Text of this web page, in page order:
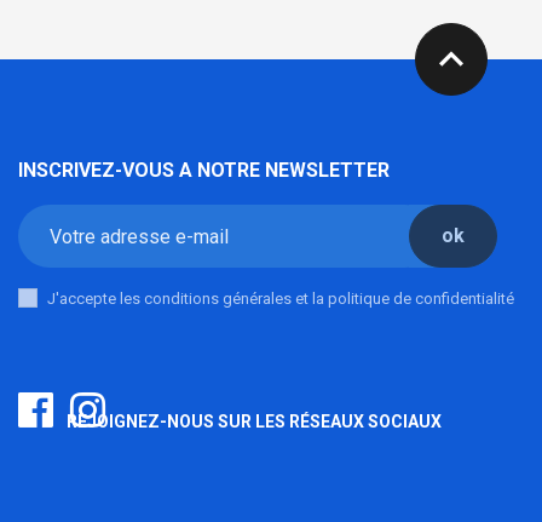
expand_less
INSCRIVEZ-VOUS A NOTRE NEWSLETTER
ok
J'accepte les conditions générales et la politique de confidentialité
REJOIGNEZ-NOUS SUR LES RÉSEAUX SOCIAUX